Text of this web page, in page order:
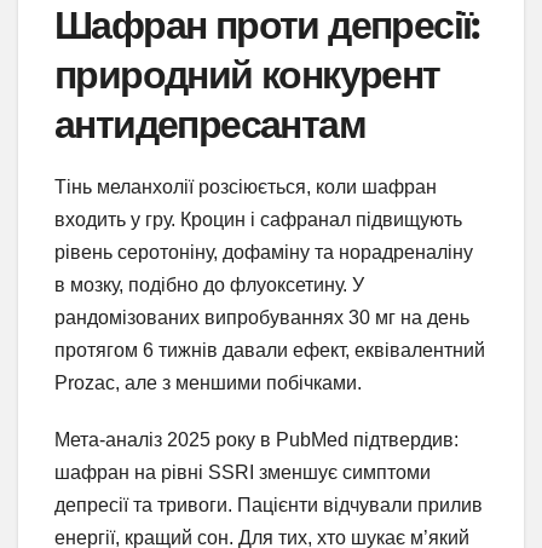
Шафран проти депресії:
природний конкурент
антидепресантам
Тінь меланхолії розсіюється, коли шафран
входить у гру. Кроцин і сафранал підвищують
рівень серотоніну, дофаміну та норадреналіну
в мозку, подібно до флуоксетину. У
рандомізованих випробуваннях 30 мг на день
протягом 6 тижнів давали ефект, еквівалентний
Prozac, але з меншими побічками.
Мета-аналіз 2025 року в PubMed підтвердив:
шафран на рівні SSRI зменшує симптоми
депресії та тривоги. Пацієнти відчували прилив
енергії, кращий сон. Для тих, хто шукає м’який